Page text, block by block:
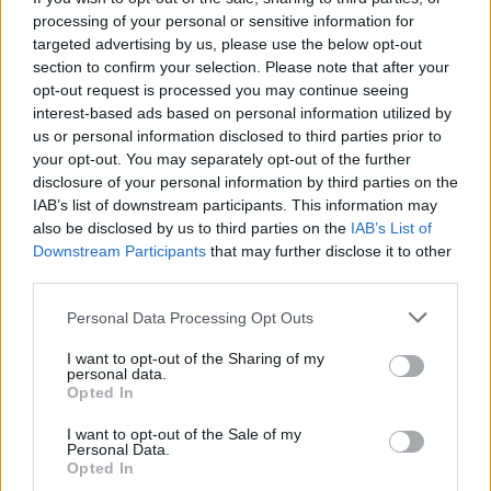
processing of your personal or sensitive information for
targeted advertising by us, please use the below opt-out
section to confirm your selection. Please note that after your
opt-out request is processed you may continue seeing
interest-based ads based on personal information utilized by
us or personal information disclosed to third parties prior to
your opt-out. You may separately opt-out of the further
disclosure of your personal information by third parties on the
IAB’s list of downstream participants. This information may
also be disclosed by us to third parties on the IAB’s List of
Downstream Participants that may further disclose it to other
Please note that this website/app uses one or more Google
not limited to your visit or usage behaviour. You may click to
grant or deny consent to Google and its third-party tags to
use your data for below specified purposes in below Google
consent section.
Personal Data Processing Opt Outs
I want to opt-out of the Sharing of my
personal data.
Opted In
I want to opt-out of the Sale of my
Personal Data.
Opted In
alapos késések alakultak ki a menetrendhez képest,
kimaradás is előfordult
Ön szerint hogy készül a hamisítatlan szolnoki habos isler?
Országos ellenőrzés indult a hazai akkumulátoripari
üzemekben
Az idei év leglassabb növekedését hozta a június a
kiskereskedelemben
Györfi Mihály több tucat vállalkozással egyeztetett a
41 fok fölé forrósodott az ország, Szolnokon pedig egy másik
Egy telefonhívást akart, végül rendőrök vitték el a mezőtúri
A Tisza kormány minisztere újabb nagy változásokról döntött
a közoktatásban – például az iskolaigazgatók visszakapják